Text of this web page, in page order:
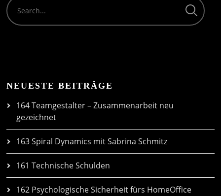
NEUESTE BEITRÄGE
164 Teamgestalter – Zusammenarbeit neu
gezeichnet
163 Spiral Dynamics mit Sabrina Schmitz
161 Technische Schulden
162 Psychologische Sicherheit fürs HomeOffice